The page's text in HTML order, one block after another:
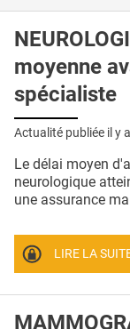
moyenne
spécialiste
Actualité publiée il y a
Le délai moyen
neurologique
une assurance
LIRE LA